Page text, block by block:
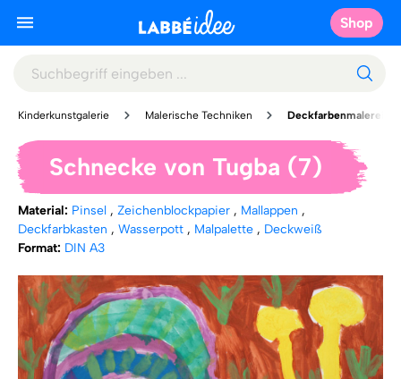
Shop
Kinderkunstgalerie Malerische Techniken Deckfarbenmalerei
Schnecke von Tugba (7)
Material: Pinsel , Zeichenblockpapier , Mallappen ,
Deckfarbkasten , Wasserpott , Malpalette , Deckweiß
Format: DIN A3